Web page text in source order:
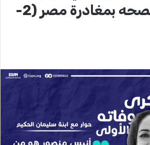
السادات ونصحه بمغادرة مصر (2-